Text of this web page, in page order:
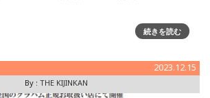
続きを読む
2023.12.15
By : THE KIJINKAN